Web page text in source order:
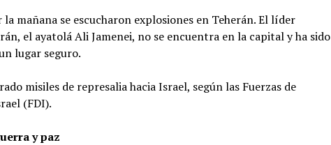
la mañana se escucharon explosiones en Teherán. El líder
el ayatolá Ali Jamenei, no se encuentra en la capital y ha sido
lugar seguro.
misiles de represalia hacia Israel, según las Fuerzas de
(FDI).
y paz